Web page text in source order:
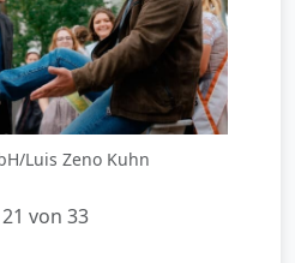
Luis Zeno Kuhn
von 33